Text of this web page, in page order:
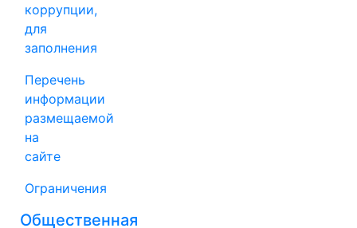
коррупции,
для
заполнения
Перечень
информации
размещаемой
на
сайте
Ограничения
Общественная